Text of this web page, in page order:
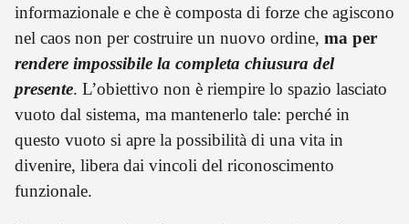
informazionale e che è composta di forze che agiscono
nel caos non per costruire un nuovo ordine, ma per
rendere impossibile la completa chiusura del
presente. L’obiettivo non è riempire lo spazio lasciato
vuoto dal sistema, ma mantenerlo tale: perché in
questo vuoto si apre la possibilità di una vita in
divenire, libera dai vincoli del riconoscimento
funzionale.